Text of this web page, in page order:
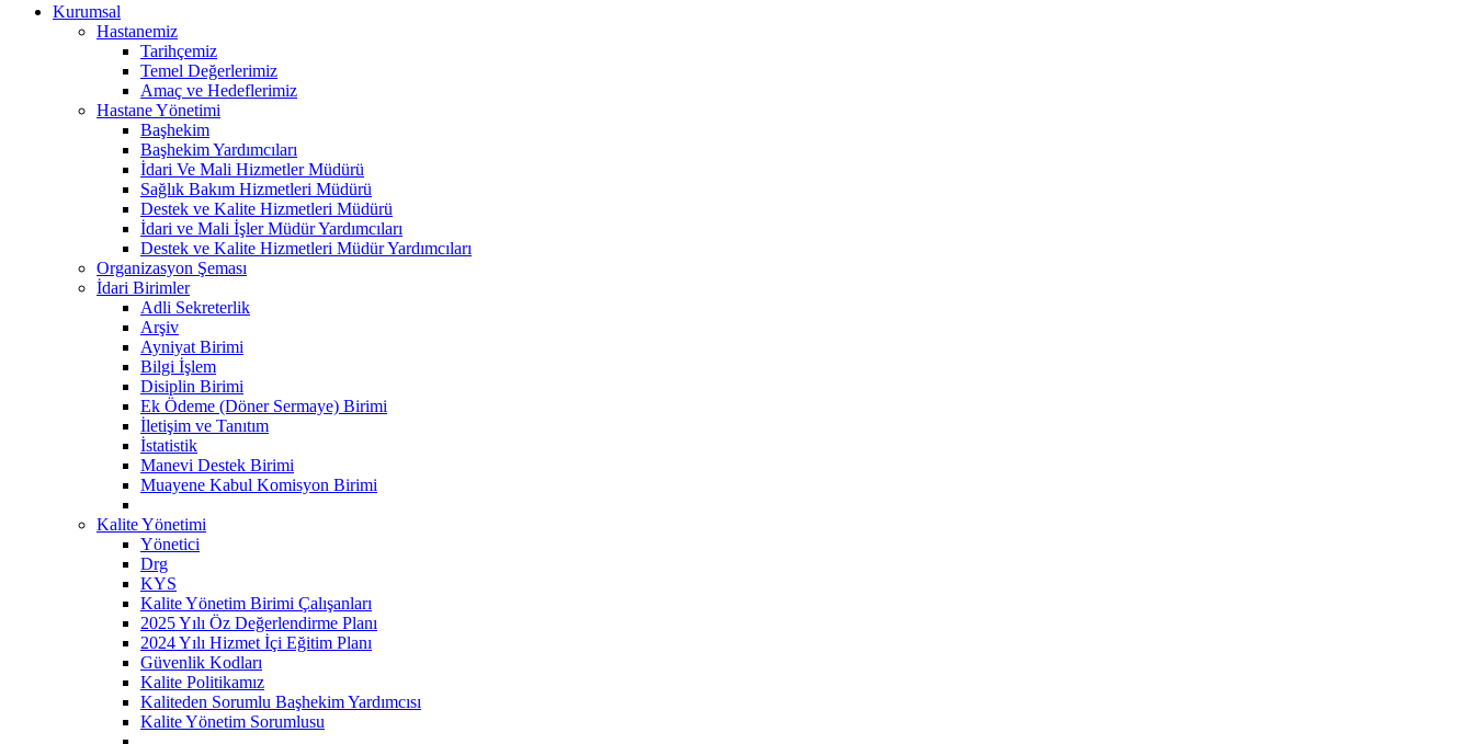
Kurumsal
Hastanemiz
Tarihçemiz
Temel Değerlerimiz
Amaç ve Hedeflerimiz
Hastane Yönetimi
Başhekim
Başhekim Yardımcıları
İdari Ve Mali Hizmetler Müdürü
Sağlık Bakım Hizmetleri Müdürü
Destek ve Kalite Hizmetleri Müdürü
İdari ve Mali İşler Müdür Yardımcıları
Destek ve Kalite Hizmetleri Müdür Yardımcıları
Organizasyon Şeması
İdari Birimler
Adli Sekreterlik
Arşiv
Ayniyat Birimi
Bilgi İşlem
Disiplin Birimi
Ek Ödeme (Döner Sermaye) Birimi
İletişim ve Tanıtım
İstatistik
Manevi Destek Birimi
Muayene Kabul Komisyon Birimi
Kalite Yönetimi
Yönetici
Drg
KYS
Kalite Yönetim Birimi Çalışanları
2025 Yılı Öz Değerlendirme Planı
2024 Yılı Hizmet İçi Eğitim Planı
Güvenlik Kodları
Kalite Politikamız
Kaliteden Sorumlu Başhekim Yardımcısı
Kalite Yönetim Sorumlusu